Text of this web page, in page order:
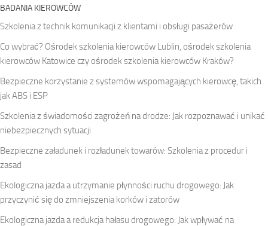
BADANIA KIEROWCÓW
Szkolenia z technik komunikacji z klientami i obsługi pasażerów
Co wybrać? Ośrodek szkolenia kierowców Lublin, ośrodek szkolenia
kierowców Katowice czy ośrodek szkolenia kierowców Kraków?
Bezpieczne korzystanie z systemów wspomagających kierowcę, takich
jak ABS i ESP
Szkolenia z świadomości zagrożeń na drodze: Jak rozpoznawać i unikać
niebezpiecznych sytuacji
Bezpieczne załadunek i rozładunek towarów: Szkolenia z procedur i
zasad
Ekologiczna jazda a utrzymanie płynności ruchu drogowego: Jak
przyczynić się do zmniejszenia korków i zatorów
Ekologiczna jazda a redukcja hałasu drogowego: Jak wpływać na